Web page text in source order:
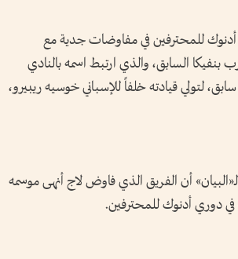
للمحترفين في مفاوضات جدية مع
بنفيكا السابق، والذي ارتبط اسمه بالنادي
لتولي قيادته خلفاً للإسباني خوسيه ريبيرو،
أن الفريق الذي فاوض لاج أنهى موسمه
دوري أدنوك للمحترفين.